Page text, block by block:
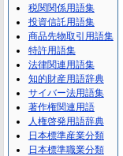
税関関係用語集
投資信託用語集
商品先物取引用語集
特許用語集
法律関連用語集
知的財産用語辞典
サイバー法用語集
著作権関連用語
人権啓発用語辞典
日本標準産業分類
日本標準職業分類